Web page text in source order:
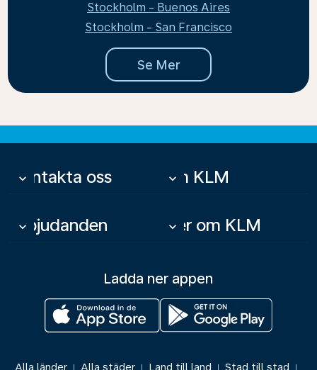
Stockholm - Buenos Aires
Stockholm - San Francisco
Se Mer
Kontakta oss
keyboard_arrow_down Om KLM
keyboard_arrow_down
Erbjudanden
keyboard_arrow_down Mer om KLM
keyboard_arrow_down
Ladda ner appen
Alla länder | Alla städer | Land till land | Stad till stad |